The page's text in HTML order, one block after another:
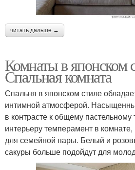
читать дальше →
Комнаты в японском
Спальная комната
Спальня в японском стиле
интимной атмосферой.
в контрасте к общему пастельному
интерьеру темперамент в
для семейной пары. Белый и
сакуры больше подойдут для